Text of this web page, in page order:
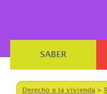
SABER
Derecho a la vivienda >